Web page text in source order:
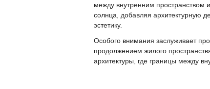
между внутренним пространством
солнца, добавляя архитектурную
эстетику.
Особого внимания заслуживает
продолжением жилого
архитектуры, где границы между